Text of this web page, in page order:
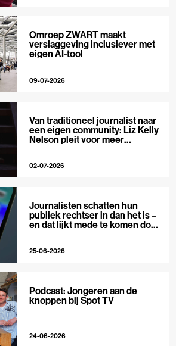
Omroep ZWART maakt
verslaggeving inclusiever met
eigen AI-tool
09-07-2026
Van traditioneel journalist naar
een eigen community: Liz Kelly
Nelson pleit voor meer
02-07-2026
Journalisten schatten hun
publiek rechtser in dan het is –
en dat lijkt mede te komen door
25-06-2026
Podcast: Jongeren aan de
knoppen bij Spot TV
24-06-2026